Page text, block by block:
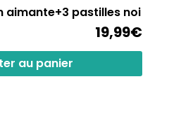
pastilles noi
19,99€
au panier